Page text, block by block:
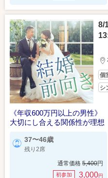
8/
個
シ
《年収600万円以上の男性》
大切にし合える関係性が理想
37〜46歳
残り2席
通常価格 5,400円
初参加 3,000円